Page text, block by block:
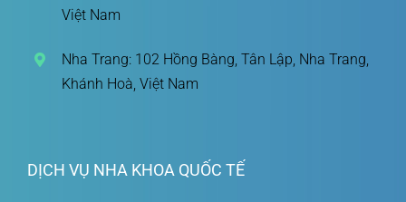
Việt Nam
Nha Trang: 102 Hồng Bàng, Tân Lập, Nha Trang,
Khánh Hoà, Việt Nam
DỊCH VỤ NHA KHOA QUỐC TẾ